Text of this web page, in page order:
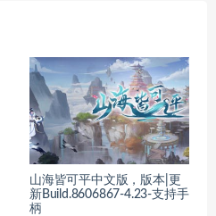
山海皆可平中文版，版本|更
新Build.8606867-4.23-支持手
柄